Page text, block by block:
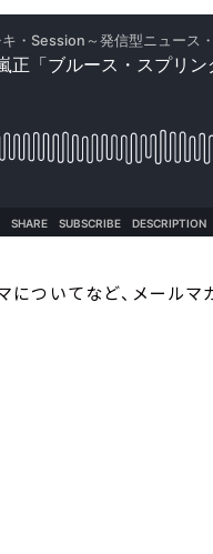
についてなど、メール